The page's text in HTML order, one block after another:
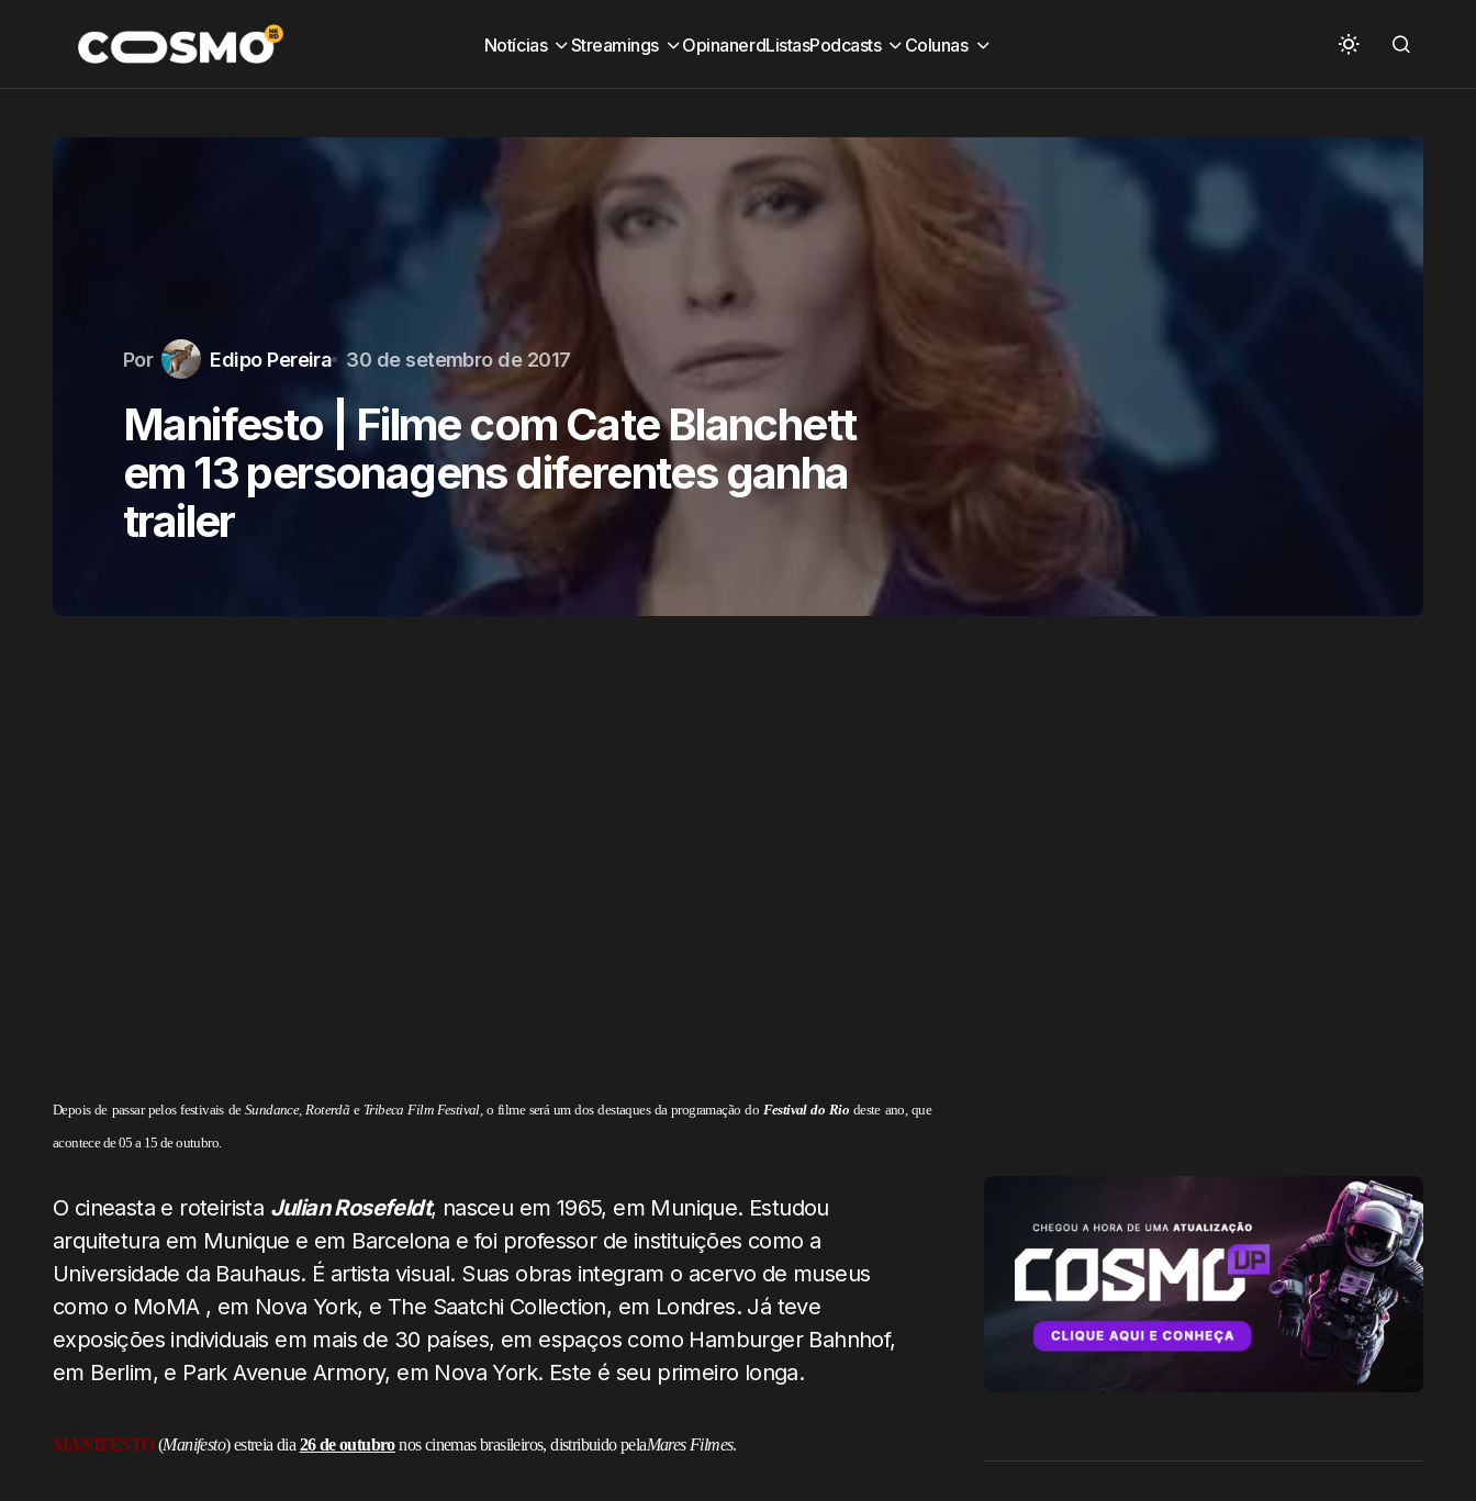
Notícias Streamings OpinanerdListasPodcasts Colunas
Por Edipo Pereira 30 de setembro de 2017
Manifesto | Filme com Cate Blanchett
em 13 personagens diferentes ganha
trailer
Depois de passar pelos festivais deSundance, Roterdã eTribeca Film Festival, o filme será um dos destaques da programação do Festival do Rio deste ano, que
acontece de 05 a 15 de outubro.
O cineasta e roteirista Julian Rosefeldt, nasceu em 1965, em Munique. Estudou
arquitetura em Munique e em Barcelona e foi professor de instituições como a
Universidade da Bauhaus. É artista visual. Suas obras integram o acervo de museus
como o MoMA , em Nova York, e The Saatchi Collection, em Londres. Já teve
exposições individuais em mais de 30 países, em espaços como Hamburger Bahnhof,
em Berlim, e Park Avenue Armory, em Nova York. Este é seu primeiro longa.
MANIFESTO (Manifesto) estreia dia 26 de outubro nos cinemas brasileiros, distribuido pelaMares Filmes.